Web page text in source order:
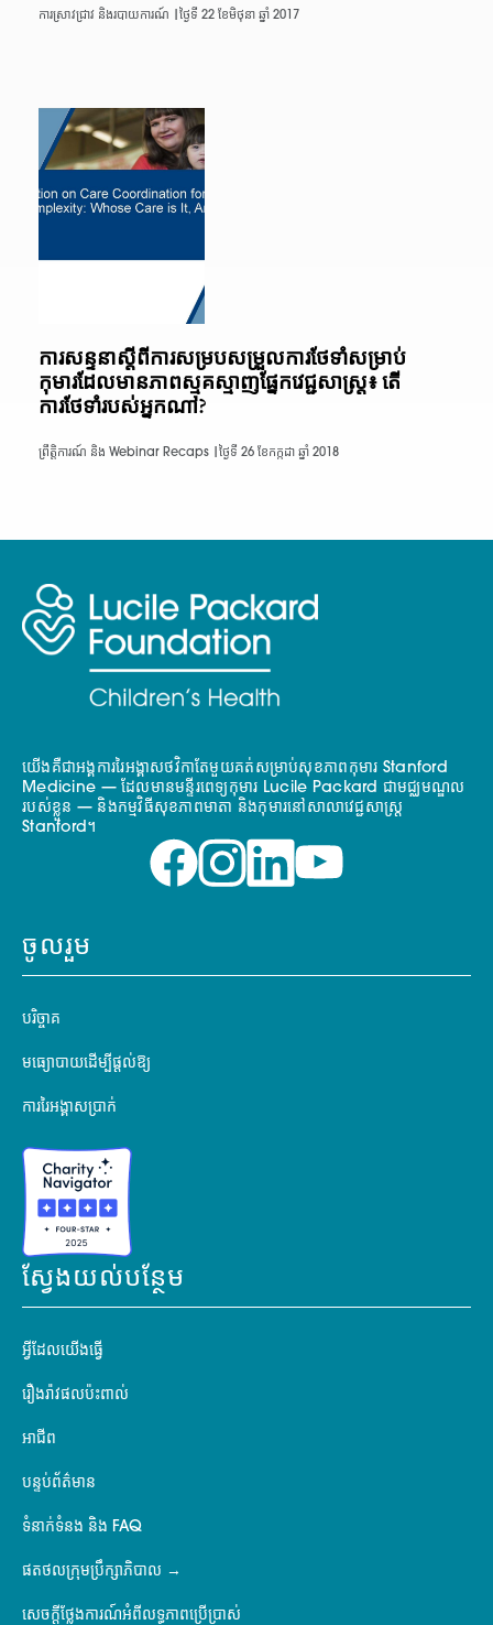
ការស្រាវជ្រាវ និងរបាយការណ៍ | ថ្ងៃទី 22 ខែមិថុនា ឆ្នាំ 2017
ការសន្ទនាស្តីពីការសម្របសម្រួលការថែទាំសម្រាប់
កុមារដែលមានភាពស្មុគស្មាញផ្នែកវេជ្ជសាស្ត្រ៖ តើ
ការថែទាំរបស់អ្នកណា?
ព្រឹត្តិការណ៍ និង Webinar Recaps | ថ្ងៃទី 26 ខែកក្កដា ឆ្នាំ 2018
យើងគឺជាអង្គការរៃអង្គាសថវិកាតែមួយគត់សម្រាប់សុខភាពកុមារ Stanford
Medicine — ដែលមានមន្ទីរពេទ្យកុមារ Lucile Packard ជាមជ្ឈមណ្ឌល
របស់ខ្លួន — និងកម្មវិធីសុខភាពមាតា និងកុមារនៅសាលាវេជ្ជសាស្ត្រ
Stanford។
ចូលរួម
បរិច្ចាគ
មធ្យោបាយដើម្បីផ្តល់ឱ្យ
ការរៃអង្គាសប្រាក់
ស្វែងយល់បន្ថែម
អ្វីដែលយើងធ្វើ
រឿងរ៉ាវផលប៉ះពាល់
អាជីព
បន្ទប់ព័ត៌មាន
ទំនាក់ទំនង និង FAQ
ផតថលក្រុមប្រឹក្សាភិបាល
សេចក្តីថ្លែងការណ៍អំពីលទ្ធភាពប្រើប្រាស់